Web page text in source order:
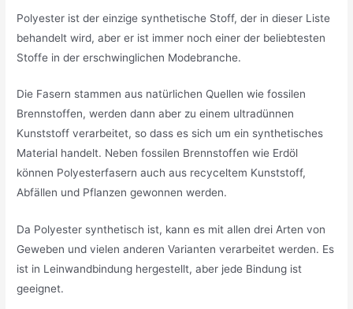
Polyester ist der einzige synthetische Stoff, der in dieser Liste
behandelt wird, aber er ist immer noch einer der beliebtesten
Stoffe in der erschwinglichen Modebranche.
Die Fasern stammen aus natürlichen Quellen wie fossilen
Brennstoffen, werden dann aber zu einem ultradünnen
Kunststoff verarbeitet, so dass es sich um ein synthetisches
Material handelt. Neben fossilen Brennstoffen wie Erdöl
können Polyesterfasern auch aus recyceltem Kunststoff,
Abfällen und Pflanzen gewonnen werden.
Da Polyester synthetisch ist, kann es mit allen drei Arten von
Geweben und vielen anderen Varianten verarbeitet werden. Es
ist in Leinwandbindung hergestellt, aber jede Bindung ist
geeignet.